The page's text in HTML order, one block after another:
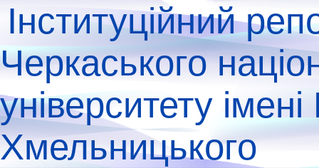
Інституційний
Черкаського
університету
Хмельницького